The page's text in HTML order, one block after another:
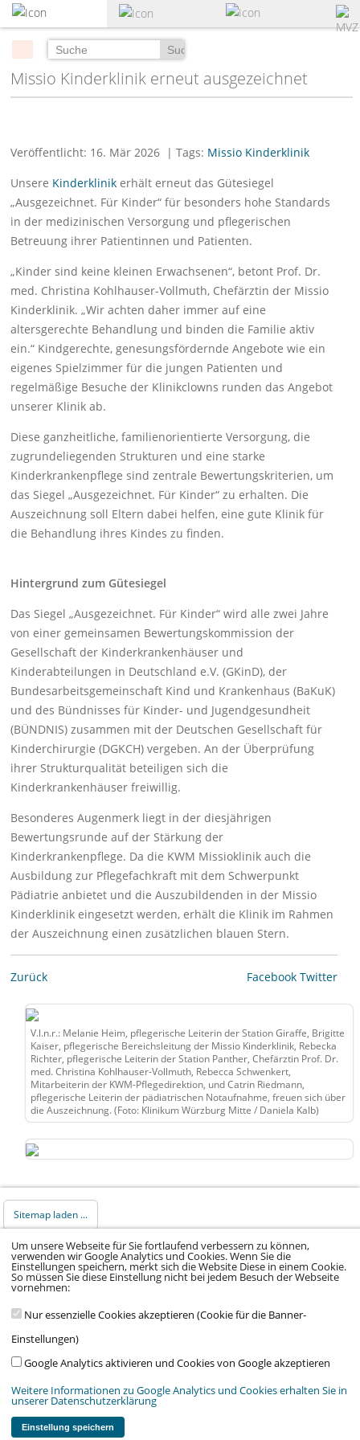
zum
Hauptinhalt
Suchen
Missio Kinderklinik erneut ausgezeichnet
Veröffentlicht: 16. Mär 2026 | Tags: Missio Kinderklinik
Unsere Kinderklinik erhält erneut das Gütesiegel
„Ausgezeichnet. Für Kinder“ für besonders hohe Standards
in der medizinischen Versorgung und pflegerischen
Betreuung ihrer Patientinnen und Patienten.
„Kinder sind keine kleinen Erwachsenen“, betont Prof. Dr.
med. Christina Kohlhauser-Vollmuth, Chefärztin der Missio
Kinderklinik. „Wir achten daher immer auf eine
altersgerechte Behandlung und binden die Familie aktiv
ein.“ Kindgerechte, genesungsfördernde Angebote wie ein
eigenes Spielzimmer für die jungen Patienten und
regelmäßige Besuche der Klinikclowns runden das Angebot
unserer Klinik ab.
Diese ganzheitliche, familienorientierte Versorgung, die
zugrundeliegenden Strukturen und eine starke
Kinderkrankenpflege sind zentrale Bewertungskriterien, um
das Siegel „Ausgezeichnet. Für Kinder“ zu erhalten. Die
Auszeichnung soll Eltern dabei helfen, eine gute Klinik für
die Behandlung ihres Kindes zu finden.
Hintergrund zum Gütesiegel
Das Siegel „Ausgezeichnet. Für Kinder“ wird alle zwei Jahre
von einer gemeinsamen Bewertungskommission der
Gesellschaft der Kinderkrankenhäuser und
Kinderabteilungen in Deutschland e.V. (GKinD), der
Bundesarbeitsgemeinschaft Kind und Krankenhaus (BaKuK)
und des Bündnisses für Kinder- und Jugendgesundheit
(BÜNDNIS) zusammen mit der Deutschen Gesellschaft für
Kinderchirurgie (DGKCH) vergeben. An der Überprüfung
ihrer Strukturqualität beteiligen sich die
Kinderkrankenhäuser freiwillig.
Besonderes Augenmerk liegt in der diesjährigen
Bewertungsrunde auf der Stärkung der
Kinderkrankenpflege. Da die KWM Missioklinik auch die
Ausbildung zur Pflegefachkraft mit dem Schwerpunkt
Pädiatrie anbietet und die Auszubildenden in der Missio
Kinderklinik eingesetzt werden, erhält die Klinik im Rahmen
der Auszeichnung einen zusätzlichen blauen Stern.
Zurück Facebook Twitter
V.l.n.r.: Melanie Heim, pflegerische Leiterin der Station Giraffe, Brigitte
Kaiser, pflegerische Bereichsleitung der Missio Kinderklinik, Rebecka
Richter, pflegerische Leiterin der Station Panther, Chefärztin Prof. Dr.
med. Christina Kohlhauser-Vollmuth, Rebecca Schwenkert,
Mitarbeiterin der KWM-Pflegedirektion, und Catrin Riedmann,
pflegerische Leiterin der pädiatrischen Notaufnahme, freuen sich über
die Auszeichnung. (Foto: Klinikum Würzburg Mitte / Daniela Kalb)
Sitemap laden ...
© 2026 Klinikum Würzburg Mitte gGmbH •
Impressum•Datenschutz•Datenschutz Social
Media•Kontakt
Wir arbeiten im Auftrag von:Stiftung Juliusspital Würzburg
Verein Kinderklinik am Mönchberg e.V.
Um unsere Webseite für Sie fortlaufend verbessern zu können,
verwenden wir Google Analytics und Cookies. Wenn Sie die
Einstellungen speichern, merkt sich die Website Diese in einem Cookie.
So müssen Sie diese Einstellung nicht bei jedem Besuch der Webseite
vornehmen:
Nur essenzielle Cookies akzeptieren (Cookie für die Banner-
Einstellungen)
Google Analytics aktivieren und Cookies von Google akzeptieren
Weitere Informationen zu Google Analytics und Cookies erhalten Sie in
unserer Datenschutzerklärung
Einstellung speichern